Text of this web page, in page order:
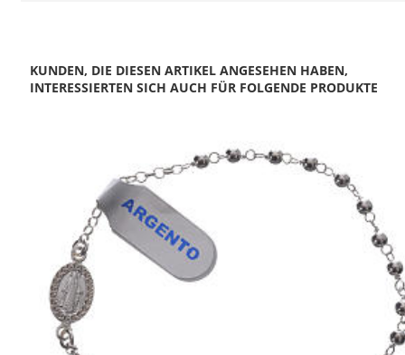
KUNDEN, DIE DIESEN ARTIKEL ANGESEHEN HABEN,
INTERESSIERTEN SICH AUCH FÜR FOLGENDE PRODUKTE